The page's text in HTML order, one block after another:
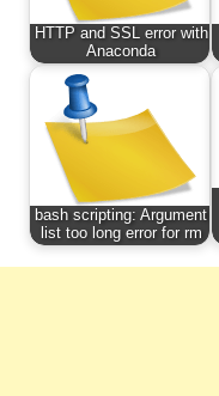
HTTP and SSL error with
Anaconda
bash scripting: Argument
list too long error for rm